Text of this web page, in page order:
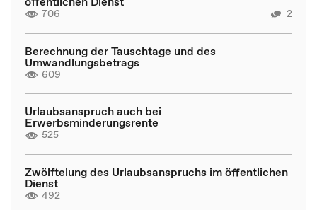
706 2
Berechnung der Tauschtage und des
Umwandlungsbetrags
609
Urlaubsanspruch auch bei
Erwerbsminderungsrente
525
Zwölftelung des Urlaubsanspruchs im öffentlichen
Dienst
492